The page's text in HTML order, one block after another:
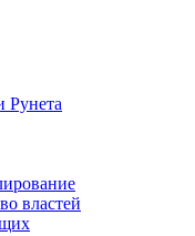
Рунета
властей